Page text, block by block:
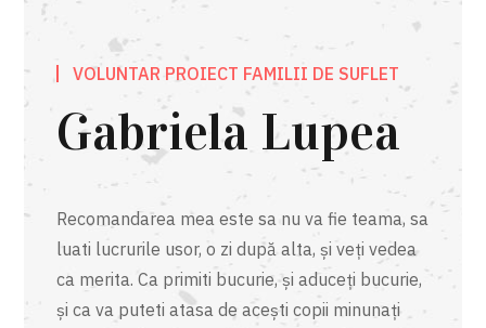
VOLUNTAR PROIECT FAMILII DE SUFLET
Gabriela Lupea
Recomandarea mea este sa nu va fie teama, sa
luati lucrurile usor, o zi după alta, și veți vedea
ca merita. Ca primiti bucurie, și aduceți bucurie,
și ca va puteti atasa de acești copii minunați